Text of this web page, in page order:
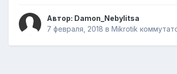
Автор: Damon_Nebylitsa
7 февраля, 2018 в Mikrotik